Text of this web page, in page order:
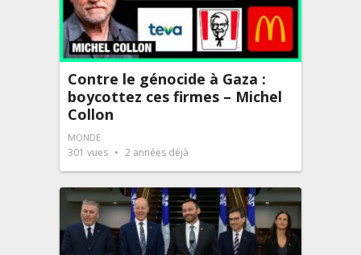
Contre le génocide à Gaza :
boycottez ces firmes – Michel
Collon
MONDE
301 vues 2 années déjà